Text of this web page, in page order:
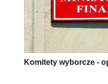
Komitety wyborcze -